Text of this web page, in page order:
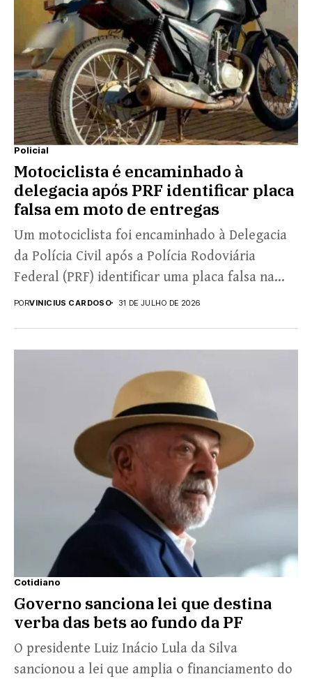
Policial
Motociclista é encaminhado à
delegacia após PRF identificar placa
falsa em moto de entregas
Um motociclista foi encaminhado à Delegacia
da Polícia Civil após a Polícia Rodoviária
Federal (PRF) identificar uma placa falsa na
motocicleta que ele...
PORVINICIUS CARDOSO 31 DE JULHO DE 2026
Cotidiano
Governo sanciona lei que destina
verba das bets ao fundo da PF
O presidente Luiz Inácio Lula da Silva
sancionou a lei que amplia o financiamento do